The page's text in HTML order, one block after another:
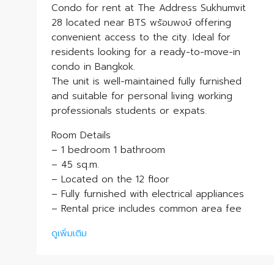
Condo for rent at The Address Sukhumvit
28 located near BTS พร้อมพงษ์ offering
convenient access to the city. Ideal for
residents looking for a ready-to-move-in
condo in Bangkok.
The unit is well-maintained fully furnished
and suitable for personal living working
professionals students or expats.
Room Details
– 1 bedroom 1 bathroom
– 45 sq.m.
– Located on the 12 floor
– Fully furnished with electrical appliances
– Rental price includes common area fee
ดูเพิ่มเติม